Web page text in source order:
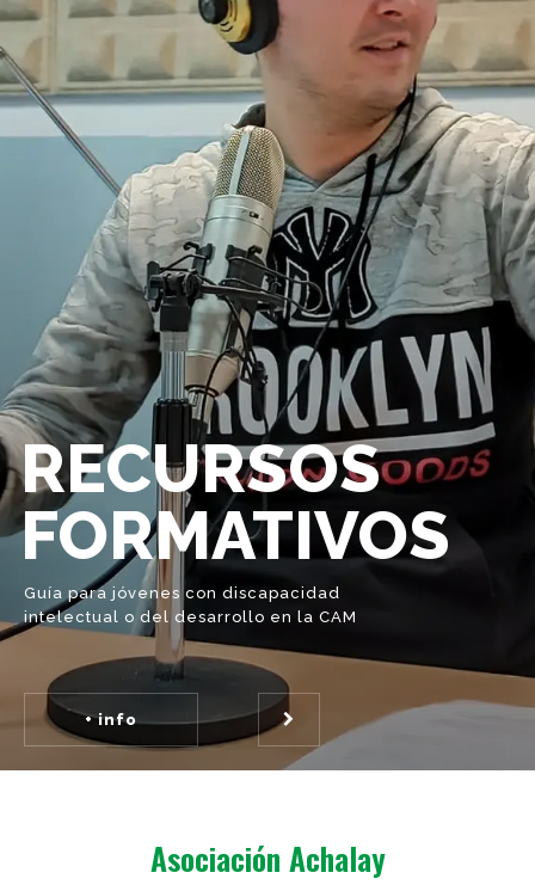
RECURSOS
FORMATIVOS
Guía para jóvenes con discapacidad
intelectual o del desarrollo en la CAM
+ info
Asociación Achalay